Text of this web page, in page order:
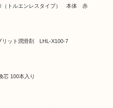
（トルエンレスタイプ） 本体 赤
ット潤滑剤 LHL-X100-7
芯 100本入り